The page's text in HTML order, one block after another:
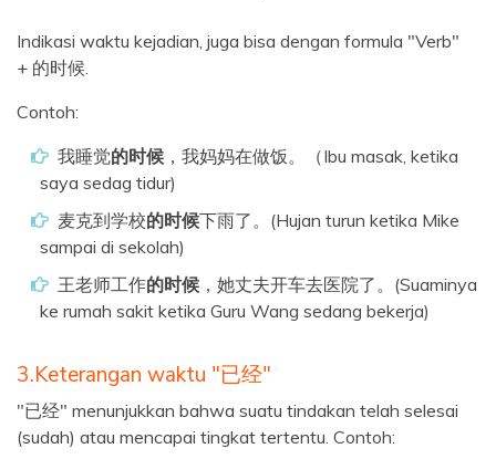
Indikasi waktu kejadian, juga bisa dengan formula "Verb"
+ 的时候.
Contoh:
我睡觉的时候，我妈妈在做饭。（Ibu masak, ketika
saya sedag tidur)
麦克到学校的时候下雨了。(Hujan turun ketika Mike
sampai di sekolah)
王老师工作的时候，她丈夫开车去医院了。(Suaminya
ke rumah sakit ketika Guru Wang sedang bekerja)
3.Keterangan waktu "已经"
"已经" menunjukkan bahwa suatu tindakan telah selesai
(sudah) atau mencapai tingkat tertentu. Contoh: